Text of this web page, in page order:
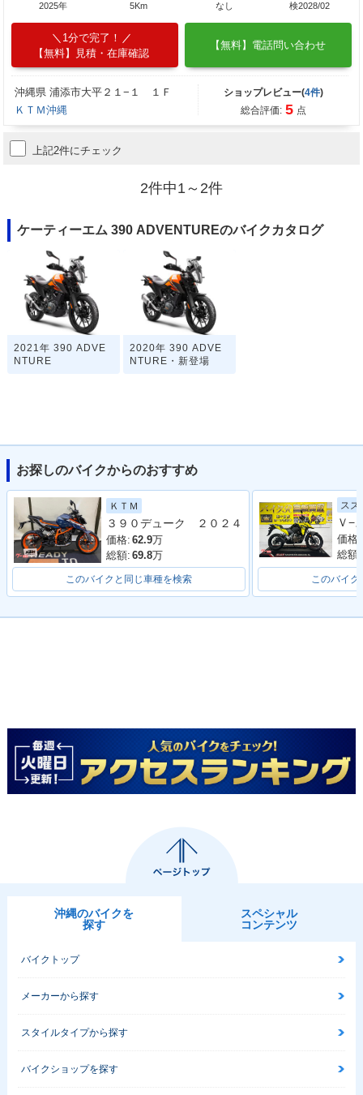
2025年
5Km
なし
検2028/02
1分で完了！
【無料】見積・在庫確認
【無料】電話問い合わせ
沖縄県 浦添市大平２１−１ １Ｆ
ＫＴＭ沖縄
ショップレビュー(4件)
総合評価: 5 点
上記2件にチェック
2件中1～2件
ケーティーエム 390 ADVENTUREのバイクカタログ
2021年 390 ADVE
NTURE
2020年 390 ADVE
NTURE・新登場
お探しのバイクからのおすすめ
ＫＴＭ
３９０デューク ２０２４
価格: 62.9万
総額: 69.8万
このバイクと同じ車種を検索
スズ
価格:
総額:
このバイク
沖縄のバイクを
探す
スペシャル
コンテンツ
バイクトップ
メーカーから探す
スタイルタイプから探す
バイクショップを探す